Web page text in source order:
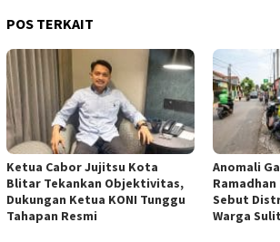
POS TERKAIT
Ketua Cabor Jujitsu Kota
Blitar Tekankan Objektivitas,
Dukungan Ketua KONI Tunggu
Tahapan Resmi
Anomali
Sebut
Warga